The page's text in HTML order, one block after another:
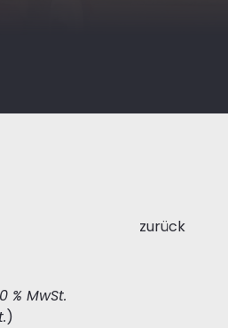
zurück
% MwSt.
)